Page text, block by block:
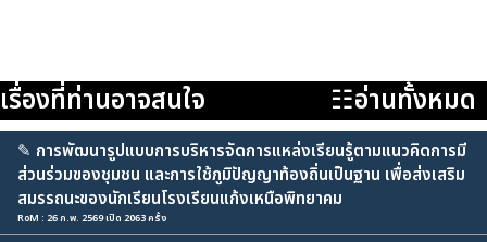
เรื่องที่ท่านอาจสนใจ ☷อ่านทั้งหมด
✎ การพัฒนารูปแบบการบริหารจัดการแหล่งเรียนรู้ตามแนวคิดการมี
ส่วนร่วมของชุมชน และการใช้ภูมิปัญญาท้องถิ่นเป็นฐาน เพื่อส่งเสริม
สมรรถนะของนักเรียนโรงเรียนแก้งเหนือพิทยาคม
RoM : 26 ก.พ. 2569 เปิด 2063 ครั้ง